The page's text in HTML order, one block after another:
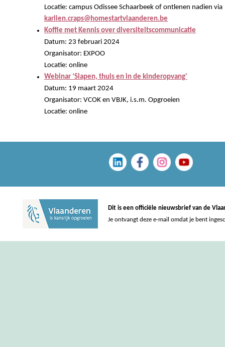
Locatie: campus Odissee Schaarbeek of ontlenen nadien via
karlien.craps@homestartvlaanderen.be
Koffie met Kennis over diversiteitscommunicatie
Datum: 23 februari 2024
Organisator: EXPOO
Locatie: online
Webinar ‘Slapen, thuis en in de kinderopvang'
Datum: 19 maart 2024
Organisator: VCOK en VBJK, i.s.m. Opgroeien
Locatie: online
Dit is een officiële nieuwsbrief van de
Je ontvangt deze e-mail omdat je bent